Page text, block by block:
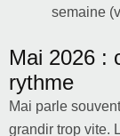
semaine
Mai 2026 :
rythme
Mai parle
grandir trop vite.